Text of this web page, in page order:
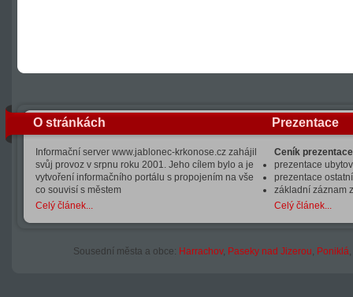
O stránkách
Informační server www.jablonec-krkonose.cz zahájil
svůj provoz v srpnu roku 2001. Jeho cílem bylo a je
vytvoření informačního portálu s propojením na vše
co souvisí s městem
Celý článek...
Prezentace
Ceník
prezentace
prezentace
základní záznam
Celý článek...
Sousední města a obce: Harrachov, Paseky nad Jizerou, Poniklá,